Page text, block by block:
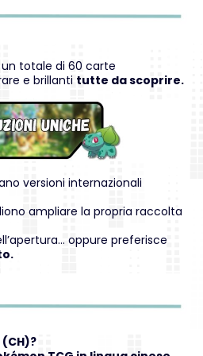
un totale di 60 carte
e brillanti tutte da scoprire.
versioni internazionali
ampliare la propria raccolta
oppure preferisce
(CH)?